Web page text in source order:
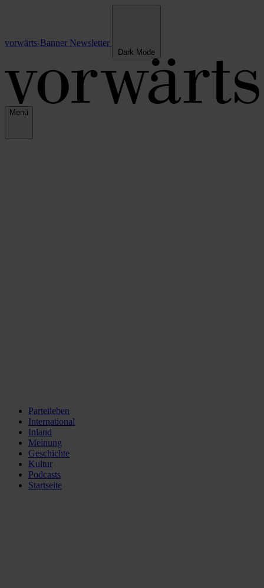
vorwärts-Banner Newsletter
Dark Mode
Menü
Parteileben
International
Inland
Meinung
Geschichte
Kultur
Podcasts
Startseite